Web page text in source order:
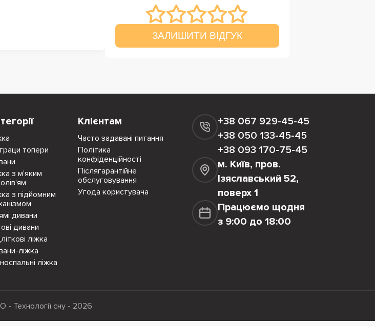
ЗАЛИШИТИ ВІДГУК
топери
з м'яким
з підйомним
дивани
дивани
ліжка
ліжка
ліжка
Клієнтам
Часто задавані питання
Політика
конфіденційності
Післягарантійне
обслуговування
Угода користувача
+38 067 929-45-45
+38 050 133-45-45
+38 093 170-75-45
м. Київ, пров.
Ізяславський 52,
поверх 1
Працюємо щодня
з 9:00 до 18:00
- Технології сну - 2026